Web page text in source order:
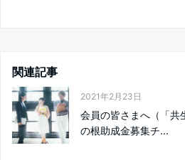
関連記事
2021年2月23日
会員の皆さまへ（「共
の根助成金募集チ...